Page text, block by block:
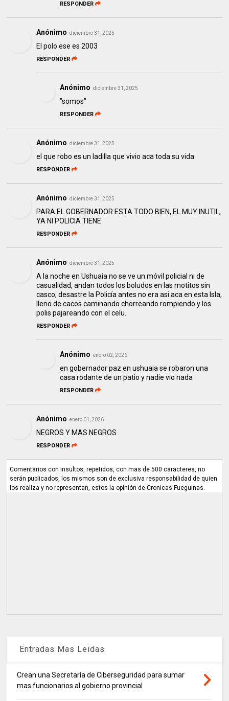
RESPONDER
Anónimo diciembre 31, 2025
El polo ese es 2003
RESPONDER
Anónimo diciembre 31, 2025
"somos"
RESPONDER
Anónimo diciembre 31, 2025
el que robo es un ladilla que vivio aca toda su vida
RESPONDER
Anónimo diciembre 31, 2025
PARA EL GOBERNADOR ESTA TODO BIEN, EL MUY INUTIL,
YA NI POLICIA TIENE
RESPONDER
Anónimo diciembre 31, 2025
A la noche en Ushuaia no se ve un móvil policial ni de
casualidad, andan todos los boludos en las motitos sin
casco, desastre la Policía antes no era asi aca en esta Isla,
lleno de cacos caminando chorreando rompiendo y los
polis pajareando con el celu.
RESPONDER
Anónimo enero 02, 2026
en gobernador paz en ushuaia se robaron una
casa rodante de un patio y nadie vio nada
RESPONDER
Anónimo enero 01, 2026
NEGROS Y MAS NEGROS
RESPONDER
Comentarios con insultos, repetidos, con mas de 500 caracteres, no
serán publicados, los mismos son de exclusiva responsabilidad de quien
los realiza y no representan, estos la opinión de Cronicas Fueguinas.
Entradas Mas Leidas
Crean una Secretaría de Ciberseguridad para sumar
mas funcionarios al gobierno provincial